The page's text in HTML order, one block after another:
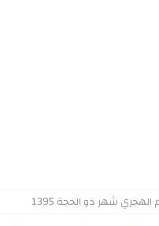
الهجري شهر ذو الحجة 1395